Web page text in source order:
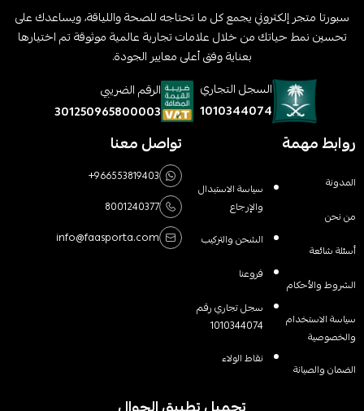
سبورتا متجر إلكتروني يجمع كل ما تحتاجه للصحة واللياقة، ويساعدك على
تحسين نمط حياتك من خلال علامات تجارية عالمية موثوقة تم اختيارها
بعناية وفق أعلى معايير الجودة.
السجل التجاري
1010344074
الرقم الضريبي
301250965800003
روابط مهمة
المدونة
من نحن
أسئلة شائعة
الشروط والأحكام
سياسة الاستخدام
والخصوصية
الضمان والصيانة
سياسة الاستبدال
والإرجاع
الشحن والتركيب
فروعنا
سجل تجاري رقم
1010344074
نقاط الولاء
تواصل معنا
+966553819403
8001240377
info@faasporta.com